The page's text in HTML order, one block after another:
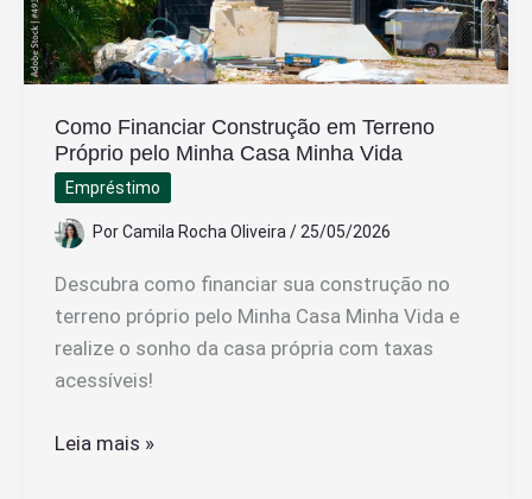
Como Financiar Construção em Terreno
Próprio pelo Minha Casa Minha Vida
Empréstimo
PorCamila Rocha Oliveira/25/05/2026
Descubra como financiar sua construção no
terreno próprio pelo Minha Casa Minha Vida e
realize o sonho da casa própria com taxas
acessíveis!
Como
Leia mais »